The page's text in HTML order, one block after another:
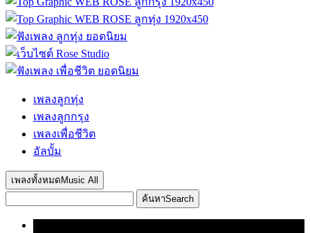
เพลงลูกทุ่ง
เพลงลูกกรุง
เพลงเพื่อชีวิต
อัลบั้ม
เพลงทั้งหมด Music All
ค้นหาSearch